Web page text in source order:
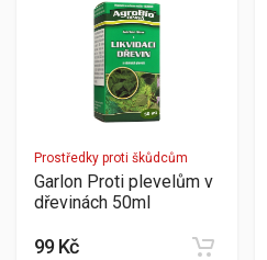
Prostředky proti škůdcům
Garlon Proti plevelům v
dřevinách 50ml
99 Kč